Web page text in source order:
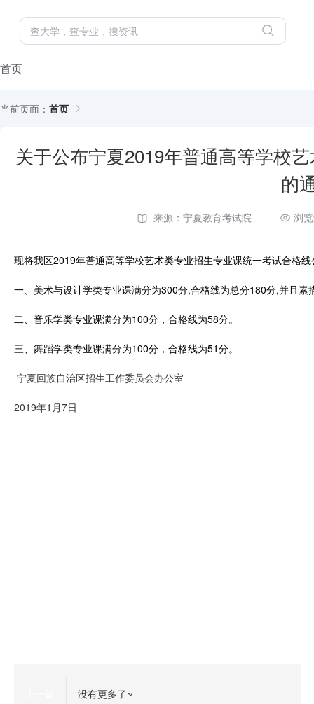
首页
当前页面： 首页
关于公布宁夏2019年普通高等学校
的
来源：宁夏教育考试院 浏
现将我区2019年普通高等学校艺术类专业招生专业课统一考试合格
一、美术与设计学类专业课满分为300分,合格线为总分180分,并且
二、音乐学类专业课满分为100分，合格线为58分。
三、舞蹈学类专业课满分为100分，合格线为51分。
宁夏回族自治区招生工作委员会办公室
2019年1月7日
没有更多了~